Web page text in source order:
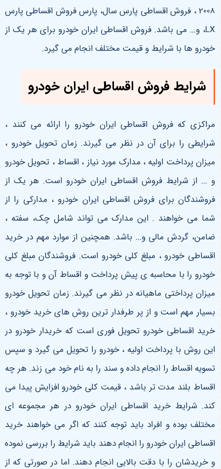
2008 ، فروش اقساطی پارس سال، پارس فروش اقساطی پارس
LX، و... می باشد. فروش اقساطی ایران خودرو برای هر یک از
خودرو ها با شرایط و قیمت مختلف انجام می گیرد.
شرایط فروش اقساطی ایران خودرو
مراکزی که فروش اقساطی ایران خودرو را ارائه می کنند ،
شرایطی را برای آن در نظر می گیرند. زمان تحویل خودرو ،
میزان پرداخت اولیه ، مدارک مورد نیاز ، اقساط ، تحویل خودرو
و ... از شرایط فروش اقساطی ایران خودرو است. هر یک از
فروشندگان برای فروش اقساطی ایران خودرو ، مدارکی را از
شما می خواهند . این مدارک می تواند شامل چک، سفته ،
ضامن، گردش مالی و... باشد. همچنین از موارد مهم در خرید
اقساطی خودرو ، مبلغ کلی خودرو است. فروشندگان مبلغ کلی
خودرو را با محاسبه ی پیش پرداخت و اقساط آن و با توجه به
میزان پرداختی ماهیانه در نظر می گیرند. زمان تحویل خودرو
بسیار مهم است و از پر طرفدار ترین روش های خرید خودرو ،
خرید اقساطی خودرو تحویل فوری است که خریدار خودرو در
این روش با پرداخت اولیه ، خودرو را تحویل می گیرد و سپس
تسویه اقساط را انجام داده و سند را به نام خود می زند. هر چه
اقساط بلند مدت تر باشد ، قیمت کلی خودرو افزایش پیدا می
کند. شرایط خرید اقساطی ایران خودرو در هر مجموعه ای
مختلف بوده و افراد باید توجه کنند که اگر می خواهند خرید
اقساطی ایران خودرو را انجام دهند باید شرایط را بررسی نموده
و خریدشان را با دقت بالایی انجام دهند. اما در صورتی که از